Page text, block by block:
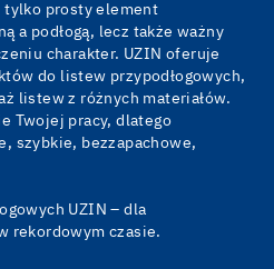
tylko prosty element
a podłogą, lecz także ważny
charakter. UZIN oferuje
do listew przypodłogowych,
listew z różnych materiałów.
Twojej pracy, dlatego
szybkie, bezzapachowe,
UZIN – dla
rekordowym czasie.